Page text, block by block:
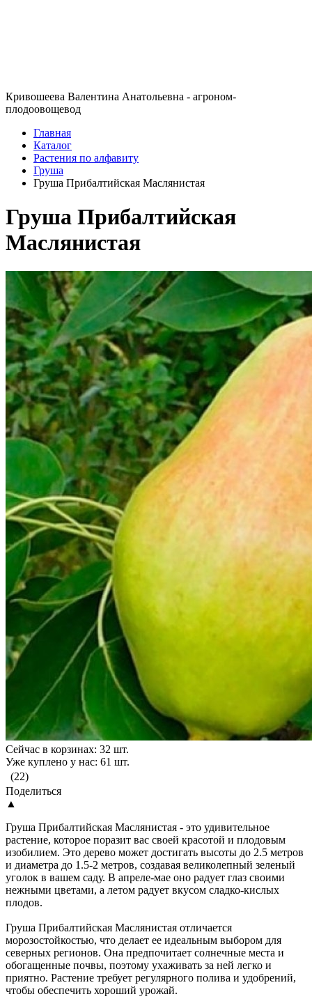
Кривошеева Валентина Анатольевна - агроном-
плодоовощевод
Главная
Каталог
Растения по алфавиту
Груша
Груша Прибалтийская Маслянистая
Груша Прибалтийская
Маслянистая
Сейчас в корзинах: 32 шт.
Уже куплено у нас: 61 шт.
(22)
Поделиться
▲
Груша Прибалтийская Маслянистая - это удивительное
растение, которое поразит вас своей красотой и плодовым
изобилием. Это дерево может достигать высоты до 2.5 метров
и диаметра до 1.5-2 метров, создавая великолепный зеленый
уголок в вашем саду. В апреле-мае оно радует глаз своими
нежными цветами, а летом радует вкусом сладко-кислых
плодов.
Груша Прибалтийская Маслянистая отличается
морозостойкостью, что делает ее идеальным выбором для
северных регионов. Она предпочитает солнечные места и
обогащенные почвы, поэтому ухаживать за ней легко и
приятно. Растение требует регулярного полива и удобрений,
чтобы обеспечить хороший урожай.